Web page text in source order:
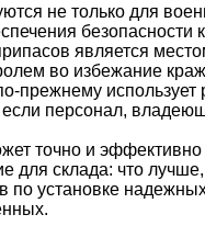
не только для
является
во избежание
прежнему
персонал,
точно и
для склада: что
по установке